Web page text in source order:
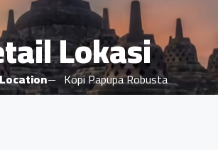
Lokasi
Kopi Papupa Robusta